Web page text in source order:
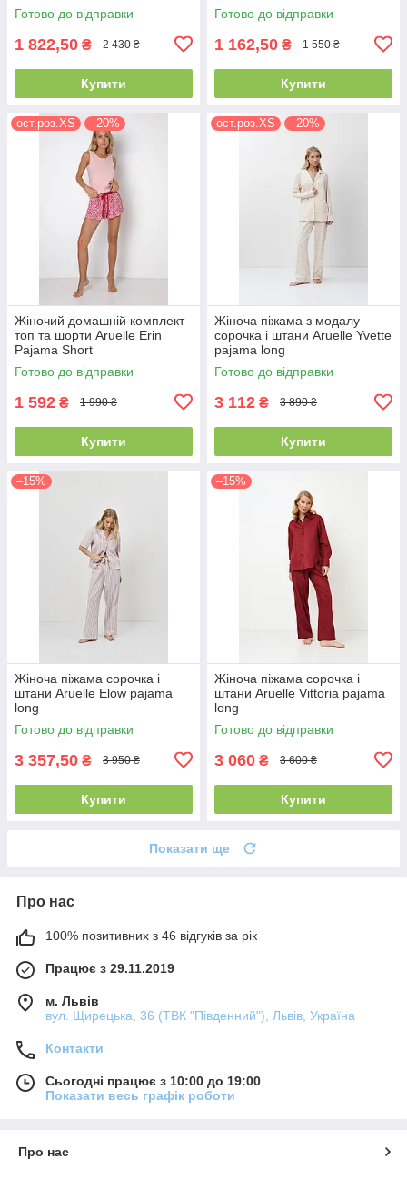
Готово до відправки
1 822,50 ₴ 2 430 ₴
Купити
Готово до відправки
1 162,50 ₴ 1 550 ₴
Купити
ост.роз.XS –20%
Жіночий домашній комплект
топ та шорти Aruelle Erin
Pajama Short
Готово до відправки
1 592 ₴ 1 990 ₴
Купити
ост.роз.XS –20%
Жіноча піжама з модалу
сорочка і штани Aruelle Yvette
pajama long
Готово до відправки
3 112 ₴ 3 890 ₴
Купити
–15%
Жіноча піжама сорочка і
штани Aruelle Elow pajama
long
Готово до відправки
3 357,50 ₴ 3 950 ₴
Купити
–15%
Жіноча піжама сорочка і
штани Aruelle Vittoria pajama
long
Готово до відправки
3 060 ₴ 3 600 ₴
Купити
Показати ще
Про нас
100% позитивних з 46 відгуків за рік
Працює з 29.11.2019
м. Львів
вул. Щирецька, 36 (ТВК "Південний"), Львів, Україна
Контакти
Сьогодні працює з 10:00 до 19:00
Показати весь графік роботи
Про нас